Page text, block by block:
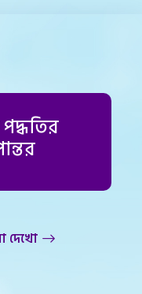
দেখো